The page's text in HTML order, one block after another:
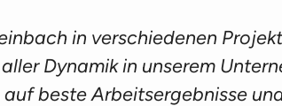
in verschiedenen
Dynamik in unserem
auf beste Arbeitsergebnisse